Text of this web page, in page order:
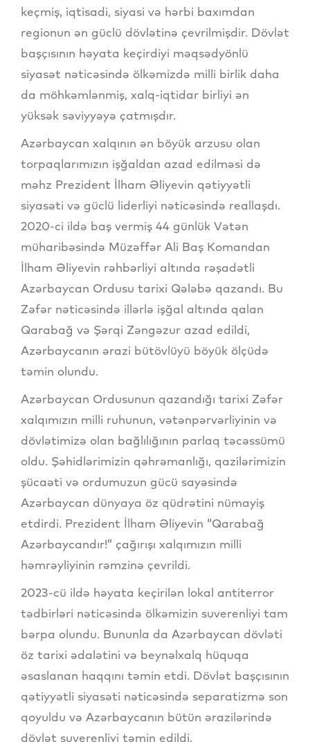
keçmiş, iqtisadi, siyasi və hərbi baxımdan
regionun ən güclü dövlətinə çevrilmişdir. Dövlət
başçısının həyata keçirdiyi məqsədyönlü
siyasət nəticəsində ölkəmizdə milli birlik daha
da möhkəmlənmiş, xalq-iqtidar birliyi ən
yüksək səviyyəyə çatmışdır.
Azərbaycan xalqının ən böyük arzusu olan
torpaqlarımızın işğaldan azad edilməsi də
məhz Prezident İlham Əliyevin qətiyyətli
siyasəti və güclü liderliyi nəticəsində reallaşdı.
2020-ci ildə baş vermiş 44 günlük Vətən
müharibəsində Müzəffər Ali Baş Komandan
İlham Əliyevin rəhbərliyi altında rəşadətli
Azərbaycan Ordusu tarixi Qələbə qazandı. Bu
Zəfər nəticəsində illərlə işğal altında qalan
Qarabağ və Şərqi Zəngəzur azad edildi,
Azərbaycanın ərazi bütövlüyü böyük ölçüdə
təmin olundu.
Azərbaycan Ordusunun qazandığı tarixi Zəfər
xalqımızın milli ruhunun, vətənpərvərliyinin və
dövlətimizə olan bağlılığının parlaq təcəssümü
oldu. Şəhidlərimizin qəhrəmanlığı, qazilərimizin
şücaəti və ordumuzun gücü sayəsində
Azərbaycan dünyaya öz qüdrətini nümayiş
etdirdi. Prezident İlham Əliyevin “Qarabağ
Azərbaycandır!” çağırışı xalqımızın milli
həmrəyliyinin rəmzinə çevrildi.
2023-cü ildə həyata keçirilən lokal antiterror
tədbirləri nəticəsində ölkəmizin suverenliyi tam
bərpa olundu. Bununla da Azərbaycan dövləti
öz tarixi ədalətini və beynəlxalq hüquqa
əsaslanan haqqını təmin etdi. Dövlət başçısının
qətiyyətli siyasəti nəticəsində separatizmə son
qoyuldu və Azərbaycanın bütün ərazilərində
dövlət suverenliyi təmin edildi.